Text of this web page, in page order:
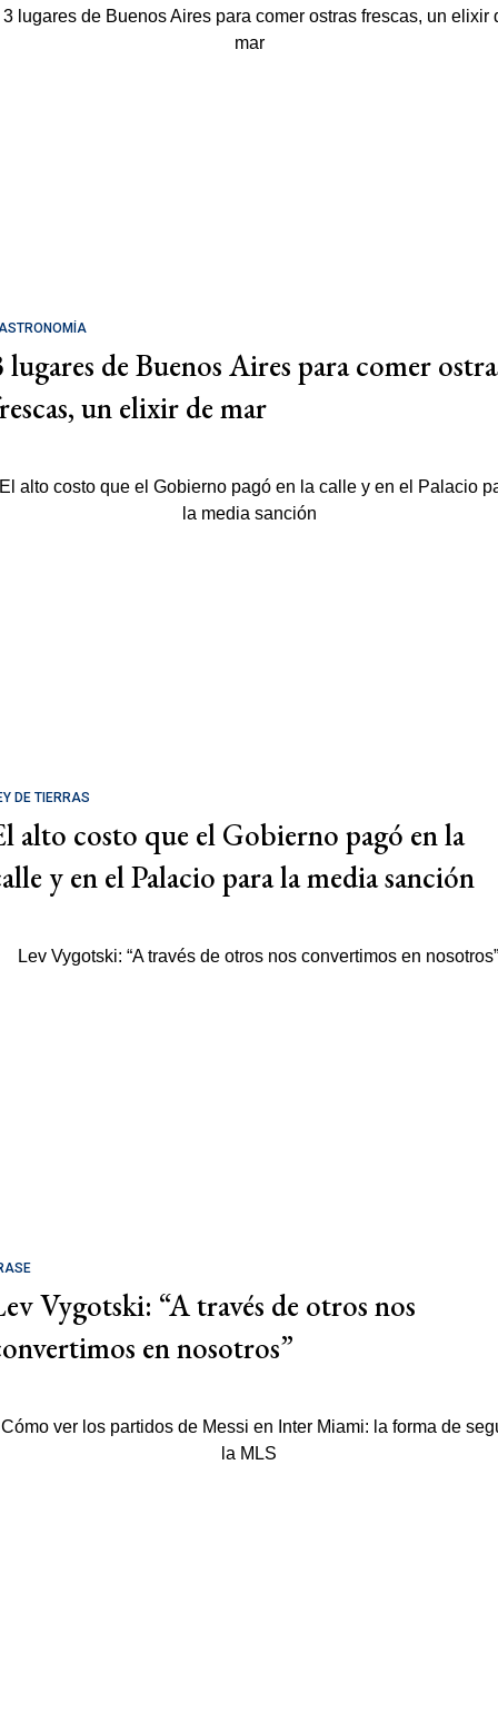
lugares de Buenos Aires para comer
un elixir de mar
DE TIERRAS
alto costo que el Gobierno pagó en la
y en el Palacio para la media sanción
Vygotski: “A través de otros nos
en nosotros”